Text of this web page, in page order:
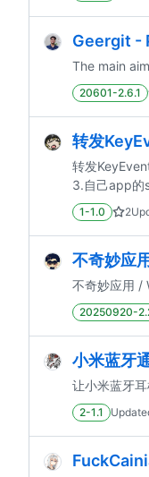
Geergit -
The main
20601-2.6.1
转发
转发
3.自己app的
1-1.0 2
不奇妙应用
不奇妙应用 /
20250920-
小米蓝牙
让小米蓝牙
2-1.1